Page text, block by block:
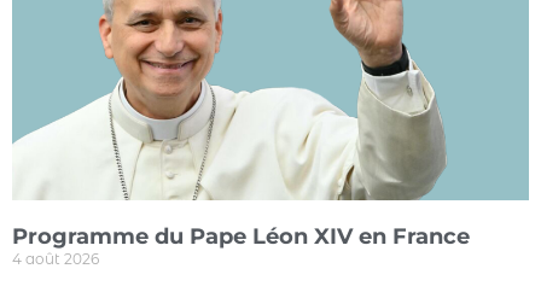
Programme du Pape Léon XIV en France
4 août 2026